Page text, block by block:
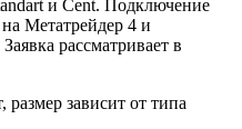
и Cent. Подключение
Метатрейдер 4 и
рассматривает в
зависит от типа